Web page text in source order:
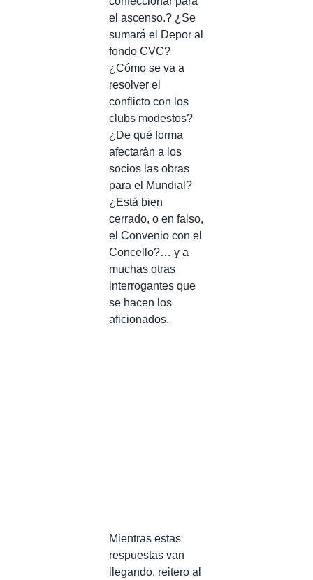
el ascenso.? ¿Se
sumará el Depor al
fondo CVC?
¿Cómo se va a
resolver el
conflicto con los
clubs modestos?
¿De qué forma
afectarán a los
socios las obras
para el Mundial?
¿Está bien
cerrado, o en falso,
el Convenio con el
Concello?… y a
muchas otras
interrogantes que
se hacen los
aficionados.
Mientras estas
respuestas van
llegando, reitero al